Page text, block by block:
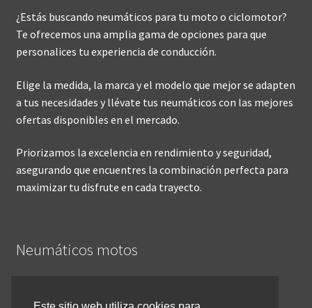
¿Estás buscando neumáticos para tu moto o ciclomotor?
Te ofrecemos una amplia gama de opciones para que
personalices tu experiencia de conducción.
Elige la medida, la marca y el modelo que mejor se adapten
a tus necesidades y llévate tus neumáticos con las mejores
ofertas disponibles en el mercado.
Priorizamos la excelencia en rendimiento y seguridad,
asegurando que encuentres la combinación perfecta para
maximizar tu disfrute en cada trayecto.
Neumáticos motos
Inicio